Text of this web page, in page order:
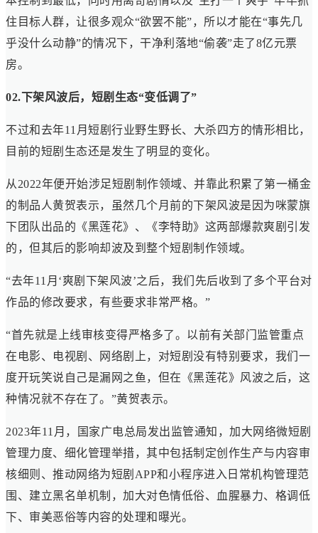
住目标人群，让很多观众“欲罢不能”，所以才能在“事先几
乎没什么动静”的情况下，干净利落地“偷袭”走了8亿元票
房。
02.下架风波后，短剧生态“变低调了”
不过和去年11月短剧行业野生野长、大杀四方的情形相比，
目前的短剧生态还是发生了明显的变化。
从2022年便开始涉足短剧制作领域、并靠此积累了第一桶金
的制品人黄贺表示，虽然几个月前的下架风波是因为咪蒙旗
下团队出品的《黑莲花》、《李特助》这两部爆款爽剧引发
的，但其后的影响却波及到整个短剧制作领域。
“去年11月‘爽剧下架风波’之后，我们先后收到了多个平台对
作品的修改要求，有些要求非常严格。”
“首先就是上线审核变得严格多了。以前有关部门监管重点
在电影、电视剧、网络剧上，对短剧没有特别要求，我们一
度开玩笑说自己是漏网之鱼，但在《黑莲花》风波之后，这
种情况就不存在了。”黄贺表示。
2023年11月，国家广电总局发出监管通知，加大网络微短剧
管理力度、细化管理举措，其中包括制定创作生产与内容审
核细则、推动网络为短剧APP和小程序进入日常机构管理范
围、建立黑名单机制，加大对色情低俗、血腥暴力、格调低
下、审美恶俗等内容的处理和曝光。